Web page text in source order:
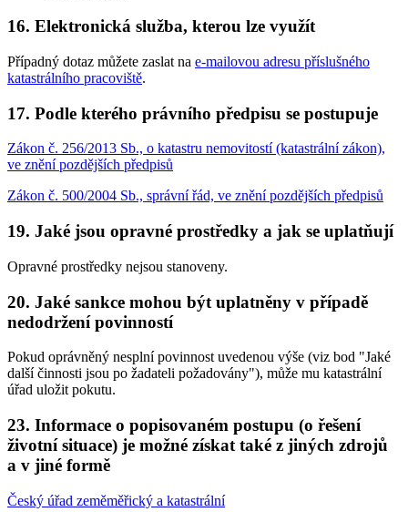
16. Elektronická služba, kterou lze využít
Případný dotaz můžete zaslat na e-mailovou adresu příslušného
katastrálního pracoviště.
17. Podle kterého právního předpisu se postupuje
Zákon č. 256/2013 Sb., o katastru nemovitostí (katastrální zákon),
ve znění pozdějších předpisů
Zákon č. 500/2004 Sb., správní řád, ve znění pozdějších předpisů
19. Jaké jsou opravné prostředky a jak se uplatňují
Opravné prostředky nejsou stanoveny.
20. Jaké sankce mohou být uplatněny v případě
nedodržení povinností
Pokud oprávněný nesplní povinnost uvedenou výše (viz bod "Jaké
další činnosti jsou po žadateli požadovány"), může mu katastrální
úřad uložit pokutu.
23. Informace o popisovaném postupu (o řešení
životní situace) je možné získat také z jiných zdrojů
a v jiné formě
Český úřad zeměměřický a katastrální